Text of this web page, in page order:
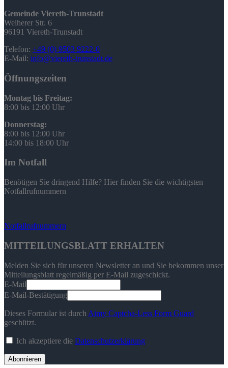
Gemeinde Viereth-Trunstadt
Weiherer Str. 6
96191 Viereth-Trunstadt
Telefon: +49 (0) 9503 9222-0
E-Mail: info@viereth-trunstadt.de
Öffnungszeiten
Montag bis Freitag:
8:00 bis 12:00 Uhr
Donnerstag:
8:00 bis 12:00 Uhr
14:00 bis 18:00 Uhr
Im Notfall
Benötigen Sie dringend Hilfe? Hier finden Sie die wichtigsten
Notfallrufnummern
Notfallrufnummern
MITTEILUNGSBLATT ERHALTEN
Melden Sie sich für unseren Newsletter an und Sie bekommen unser
Mitteilungsblatt regelmäßig per E-Mail zugeschickt.
E-Mail
E-Mail-Bestätigung
Dieses Formular ist durch Aimy Captcha-Less Form Guard
geschützt.
Ich akzeptiere die Datenschutzerklärung
Abonnieren